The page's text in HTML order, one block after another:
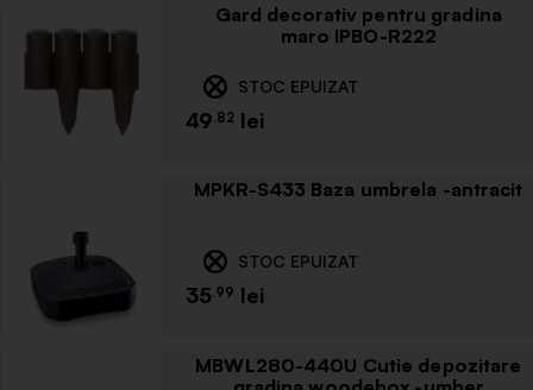
Gard decorativ pentru gradina
maro IPBO-R222
STOC EPUIZAT
49.82
MPKR-S433 Baza umbrela -antracit
STOC EPUIZAT
35.99
MBWL280-440U Cutie depozitare